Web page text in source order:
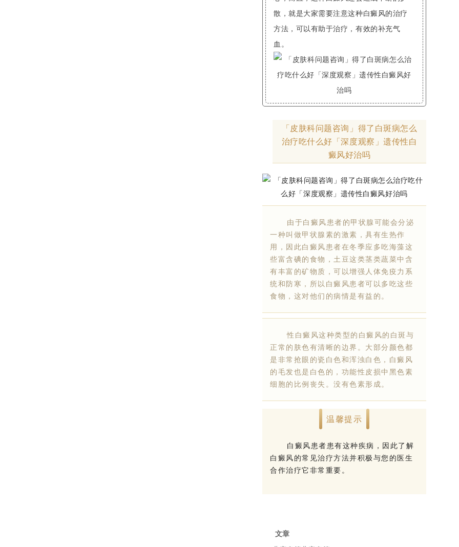
散，就是大家需要注意这种白癜风的治疗
方法，可以有助于治疗，有效的补充气
血。
「皮肤科问题咨询」得了白斑病怎么
治疗吃什么好「深度观察」遗传性白
癜风好治吗
由于白癜风患者的甲状腺可能会分泌
一种叫做甲状腺素的激素，具有生热作
用，因此白癜风患者在冬季应多吃海藻这
些富含碘的食物，土豆这类茎类蔬菜中含
有丰富的矿物质，可以增强人体免疫力系
统和防寒，所以白癜风患者可以多吃这些
食物，这对他们的病情是有益的。
性白癜风这种类型的白癜风的白斑与
正常的肤色有清晰的边界。大部分颜色都
是非常抢眼的瓷白色和浑浊白色，白癜风
的毛发也是白色的，功能性皮损中黑色素
细胞的比例丧失。没有色素形成。
温馨提示
白癜风患者患有这种疾病，因此了解
白癜风的常见治疗方法并积极与您的医生
合作治疗它非常重要。
文章